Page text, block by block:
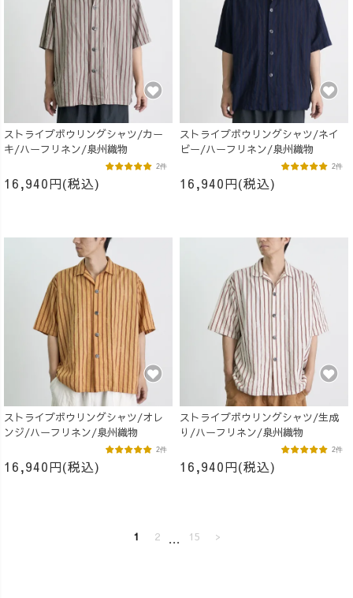
ストライプボウリングシャツ/カー
キ/ハーフリネン/泉州織物
16,940円(税込)
2件
ストライプボウリングシャツ/ネイ
ビー/ハーフリネン/泉州織物
16,940円(税込)
2件
ストライプボウリングシャツ/オレ
ンジ/ハーフリネン/泉州織物
16,940円(税込)
2件
ストライプボウリングシャツ/生成
り/ハーフリネン/泉州織物
16,940円(税込)
2件
1 2 … 15 >